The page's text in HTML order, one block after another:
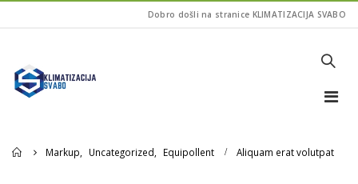
Dobro došli na stranice KLIMATIZACIJA SVABO
Home
Markup Uncategorized Equipollent Aliquam erat volutpat